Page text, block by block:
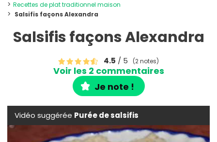
Recettes de plat traditionnel maison
Salsifis façons Alexandra
Salsifis façons Alexandra
4.5 / 5 (2 notes)
Voir les 2 commentaires
Je note !
Vidéo suggérée Purée de salsifis